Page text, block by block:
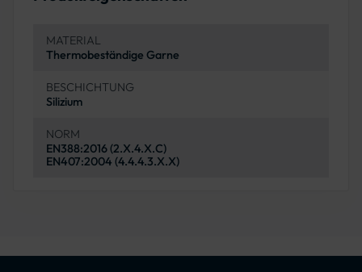
MATERIAL
Thermobeständige Garne
BESCHICHTUNG
Silizium
NORM
EN388:2016 (2.X.4.X.C)
EN407:2004 (4.4.4.3.X.X)